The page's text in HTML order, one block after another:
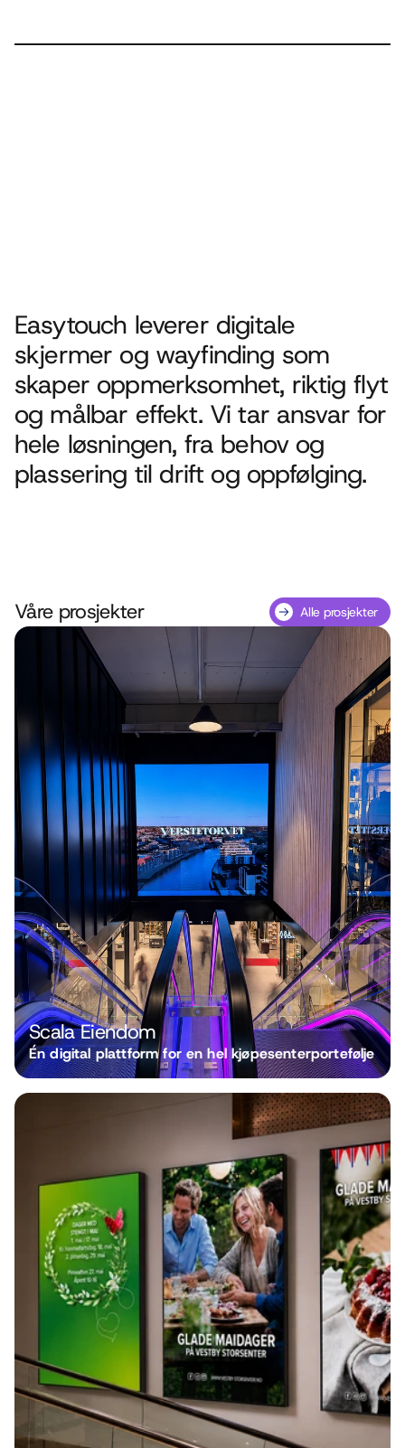
Easytouch leverer digitale
skjermer og wayfinding som
skaper oppmerksomhet, riktig flyt
og målbar effekt. Vi tar ansvar for
hele løsningen, fra behov og
plassering til drift og oppfølging.
Våre prosjekter Alle prosjekter
Scala Eiendom
Én digital plattform for en hel kjøpesenterportefølje